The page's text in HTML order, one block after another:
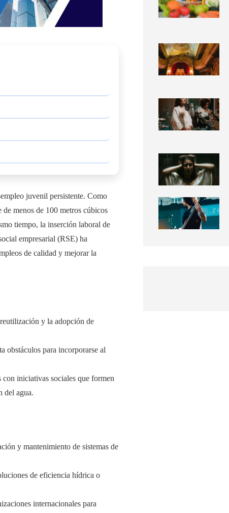
juvenil persistente. Como
menos de 100 metros cúbicos
tiempo, la inserción laboral de
empresarial (RSE) ha
de calidad y mejorar la
y la adopción de
obstáculos para incorporarse al
con iniciativas sociales que formen
del agua.
y mantenimiento de sistemas de
de eficiencia hídrica o
internacionales para